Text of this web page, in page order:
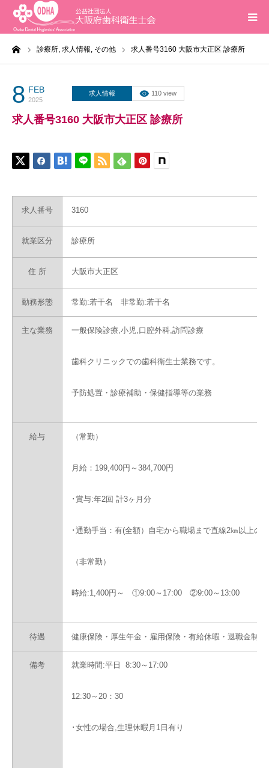
診療所, 求人情報, その他 求人番号3160 大阪市大正区 診療所
8 FEB
2025
求人情報 110 view
求人番号3160 大阪市大正区 診療所
求人番号 3160
就業区分 診療所
住 所 大阪市大正区
勤務形態 常勤:若干名 非常勤:若干名
主な業務 一般保険診療,小児,口腔外科,訪問診療
歯科クリニックでの歯科衛生士業務です。
予防処置・診療補助・保健指導等の業務
給与 （常勤）
月給：199,400円～384,700円
･賞与:年2回 計3ヶ月分
･通勤手当：有(全額）自宅から職場まで直線2㎞以上の
（非常勤）
時給:1,400円～ ①9:00～17:00 ②9:00～13:00
待遇 健康保険・厚生年金・雇用保険・有給休暇・退職金制度
備考 就業時間:平日 8:30～17:00
12:30～20：30
･女性の場合,生理休暇月1日有り
ホーム
インフォメーション
入会案内
活動報告
問合せ